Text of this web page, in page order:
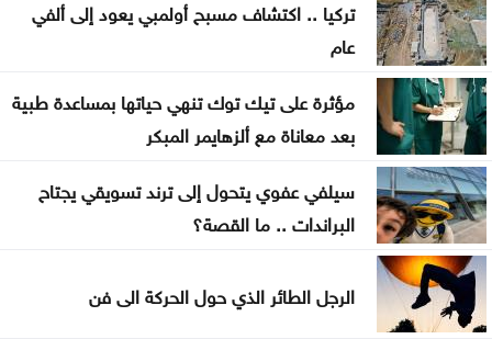
مسؤول أميركي: تقدم في محادثات عُمان وإيران حول
مضيق هرمز
تركيا .. اكتشاف مسبح أولمبي يعود إلى ألفي
عام
مؤثرة على تيك توك تنهي حياتها بمساعدة طبية
بعد معاناة مع ألزهايمر المبكر
سيلفي عفوي يتحول إلى ترند تسويقي يجتاح
البراندات .. ما القصة؟
الرجل الطائر الذي حول الحركة الى فن